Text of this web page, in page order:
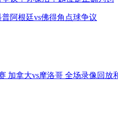
阿根廷vs佛得角点球争议
加拿大vs摩洛哥 全场录像回放